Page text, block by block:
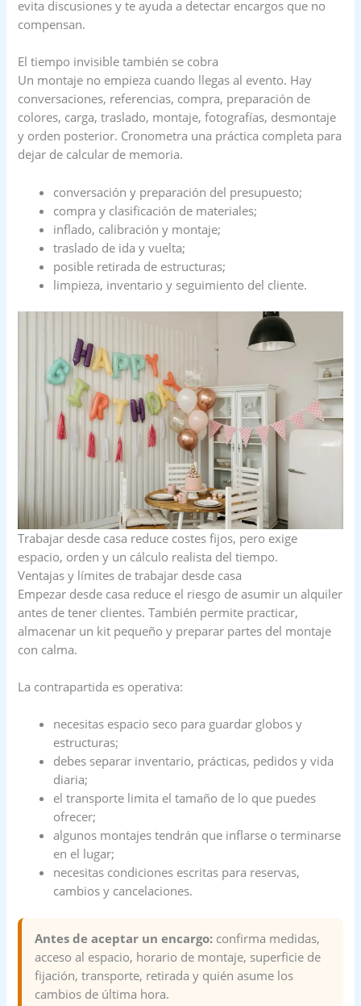
evita discusiones y te ayuda a detectar encargos que no
compensan.
El tiempo invisible también se cobra
Un montaje no empieza cuando llegas al evento. Hay
conversaciones, referencias, compra, preparación de
colores, carga, traslado, montaje, fotografías, desmontaje
y orden posterior. Cronometra una práctica completa para
dejar de calcular de memoria.
conversación y preparación del presupuesto;
compra y clasificación de materiales;
inflado, calibración y montaje;
traslado de ida y vuelta;
posible retirada de estructuras;
limpieza, inventario y seguimiento del cliente.
Trabajar desde casa reduce costes fijos, pero exige
espacio, orden y un cálculo realista del tiempo.
Ventajas y límites de trabajar desde casa
Empezar desde casa reduce el riesgo de asumir un alquiler
antes de tener clientes. También permite practicar,
almacenar un kit pequeño y preparar partes del montaje
con calma.
La contrapartida es operativa:
necesitas espacio seco para guardar globos y
estructuras;
debes separar inventario, prácticas, pedidos y vida
diaria;
el transporte limita el tamaño de lo que puedes
ofrecer;
algunos montajes tendrán que inflarse o terminarse
en el lugar;
necesitas condiciones escritas para reservas,
cambios y cancelaciones.
Antes de aceptar un encargo: confirma medidas,
acceso al espacio, horario de montaje, superficie de
fijación, transporte, retirada y quién asume los
cambios de última hora.